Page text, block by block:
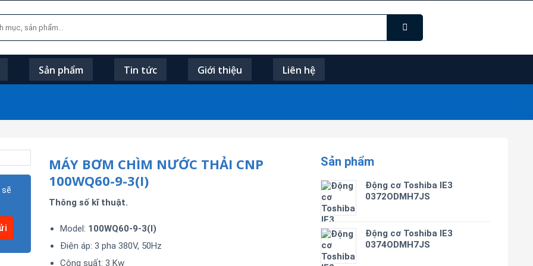
Sản phẩm Tin tức Giới thiệu Liên hệ
Sản phẩm
Động cơ Toshiba IE3
0372ODMH7JS
Động cơ Toshiba IE3
0374ODMH7JS
sẽ
MÁY BƠM CHÌM NƯỚC THẢI CNP
100WQ60-9-3(I)
Thông số kĩ thuật.
Model: 100WQ60-9-3(I)
Điện áp: 3 pha 380V, 50Hz
Công suất: 3 Kw